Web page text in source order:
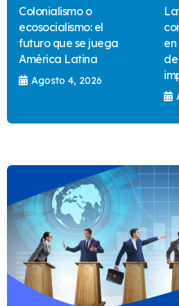
Colonialismo o
ecosocialismo: el
futuro que se juega
América Latina
Agosto 4, 2026